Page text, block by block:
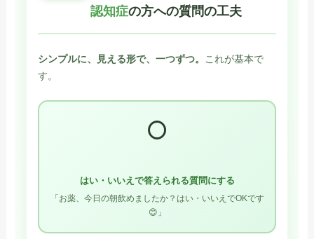
認知症の方への質問の工夫
シンプルに、見える形で、一つずつ。
これが基本で
す。
⭕️
はい・いいえで答えられる質問にする
「お薬、今日の朝飲めましたか？はい・いいえでOKです
😊」